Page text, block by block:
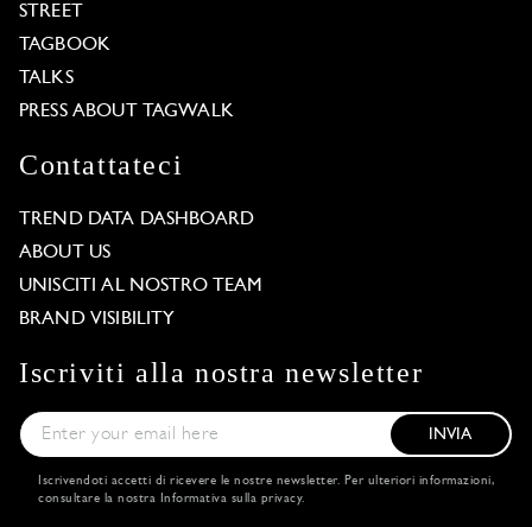
STREET
TAGBOOK
TALKS
PRESS ABOUT TAGWALK
Contattateci
TREND DATA DASHBOARD
ABOUT US
UNISCITI AL NOSTRO TEAM
BRAND VISIBILITY
Iscriviti alla nostra newsletter
INVIA
Iscrivendoti accetti di ricevere le nostre newsletter. Per ulteriori informazioni,
consultare la nostra
Informativa sulla privacy.